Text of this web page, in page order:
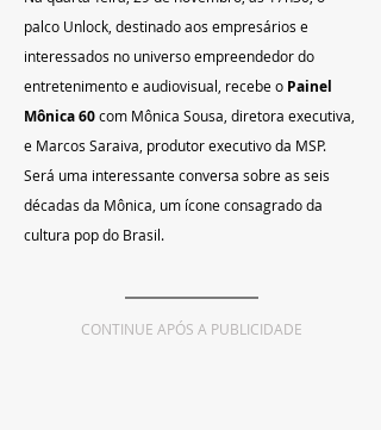
palco Unlock, destinado aos empresários e
interessados no universo empreendedor do
entretenimento e audiovisual, recebe o Painel
Mônica 60 com Mônica Sousa, diretora executiva,
e Marcos Saraiva, produtor executivo da MSP.
Será uma interessante conversa sobre as seis
décadas da Mônica, um ícone consagrado da
cultura pop do Brasil.
CONTINUE APÓS A PUBLICIDADE